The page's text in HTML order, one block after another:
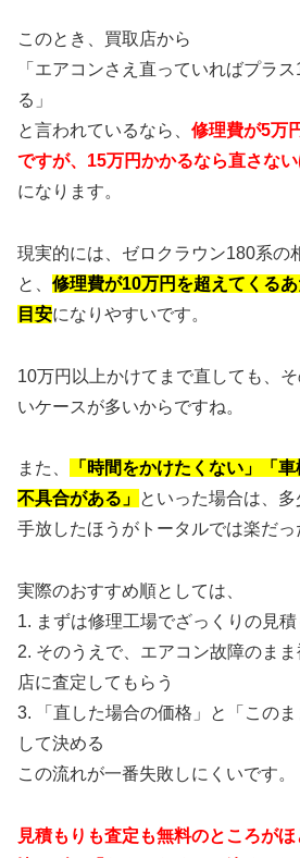
このとき、買取店から
「エアコンさえ直っていればプラ
る」
と言われているなら、 修理費が5万
ですが、15万円かかるなら直さな
になります。
現実的には、ゼロクラウン180系の
と、 修理費が10万円を超えてくる
目安になりやすいです。
10万円以上かけてまで直しても、
いケースが多いからですね。
また、
「時間をかけたくない」「
不具合がある」 といった場合は、
手放したほうがトータルでは楽だっ
実際のおすすめ順としては、
1. まずは修理工場でざっくりの見
2. そのうえで、エアコン故障のま
店に査定してもらう
3. 「直した場合の価格」と「この
して決める
この流れが一番失敗しにくいです。
見積もりも査定も無料のところが